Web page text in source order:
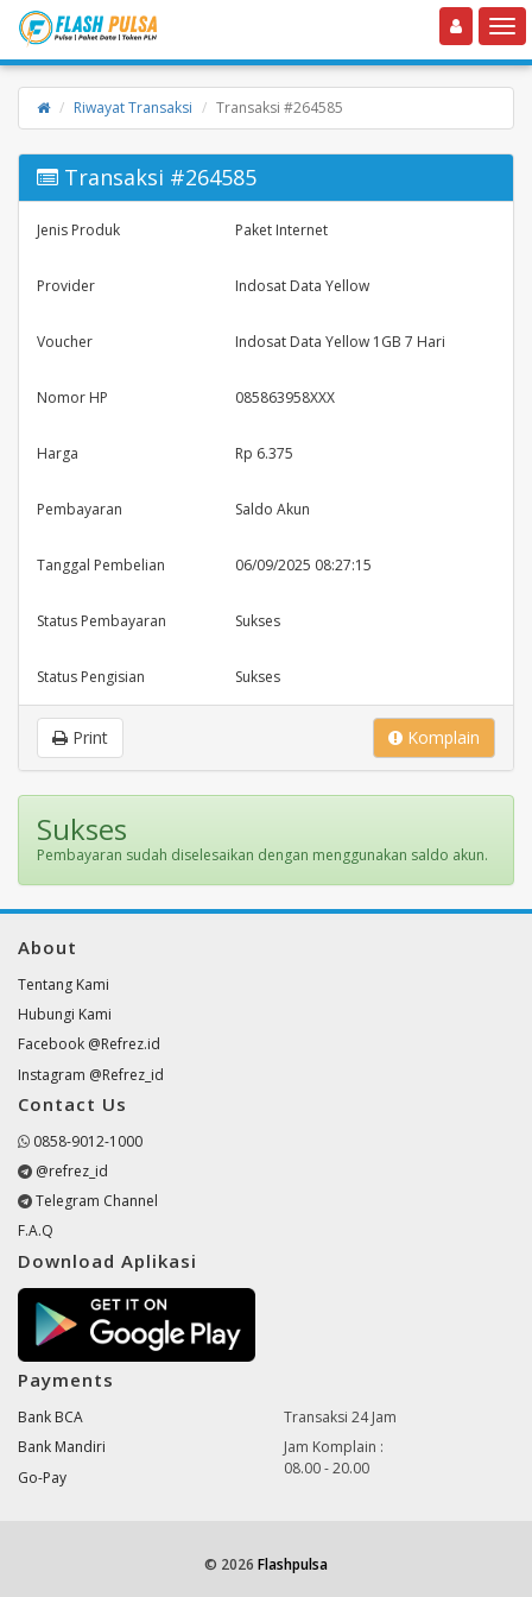
Toggle navigation
Riwayat Transaksi Transaksi #264585
Transaksi #264585
Jenis Produk Paket Internet
Provider Indosat Data Yellow
Voucher Indosat Data Yellow 1GB 7 Hari
Nomor HP 085863958XXX
Harga Rp 6.375
Pembayaran Saldo Akun
Tanggal Pembelian 06/09/2025 08:27:15
Status Pembayaran Sukses
Status Pengisian Sukses
Komplain
Print
Sukses
Pembayaran sudah diselesaikan dengan menggunakan saldo akun.
About
Tentang Kami
Hubungi Kami
Facebook @Refrez.id
Instagram @Refrez_id
Contact Us
0858-9012-1000
@refrez_id
Telegram Channel
F.A.Q
Download Aplikasi
Payments
Bank BCA
Bank Mandiri
Go-Pay
Transaksi 24 Jam
Jam Komplain :
08.00 - 20.00
© 2026 Flashpulsa